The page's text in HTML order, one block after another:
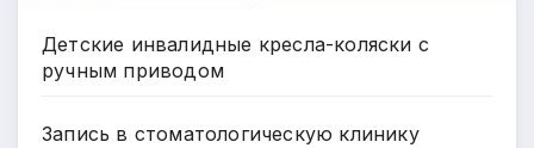
Детские инвалидные кресла-коляски с
ручным приводом
Запись в стоматологическую клинику